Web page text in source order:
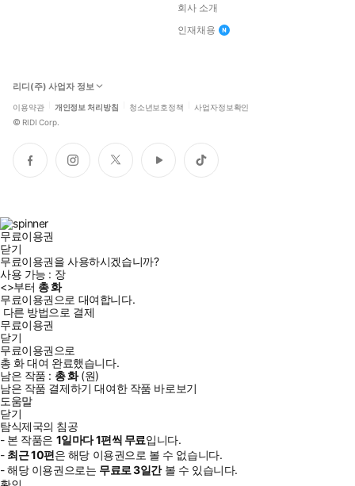
회사 소개
인재채용
리디(주) 사업자 정보
이용약관 개인정보 처리방침 청소년보호정책 사업자정보확인
© RIDI Corp.
페
이
인
스
트
위
유
튜
틱
톡
무료이용권
닫기
무료이용권을 사용하시겠습니까?
사용 가능 : 장
<>부터 총화
무료이용권으로 대여합니다.
다른 방법으로 결제
무료이용권
닫기
무료이용권으로
총 화대여 완료했습니다.
남은 작품 : 총화(원)
남은 작품 결제하기 대여한 작품 바로보기
도움말
닫기
탐식제국의 침공
- 본 작품은 1일마다1편씩 무료입니다.
- 최근10편은 해당 이용권으로 볼 수 없습니다.
- 해당 이용권으로는 무료로3일간볼 수 있습니다.